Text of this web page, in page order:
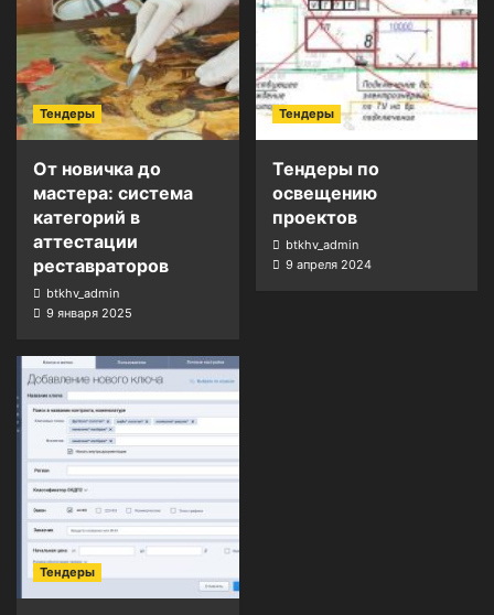
Тендеры
От новичка до
мастера: система
категорий в
аттестации
реставраторов
btkhv_admin
9 января 2025
Тендеры
Тендеры по
освещению
проектов
btkhv_admin
9 апреля 2024
Тендеры